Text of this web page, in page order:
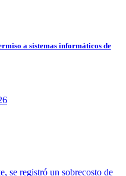
a sistemas informáticos de
se registró un sobrecosto de